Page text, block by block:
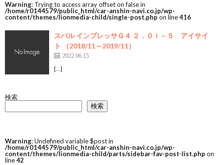
Warning: Trying to access array offset on false in
/home/r0144579/public_html/car-anshin-navi.co.jp/wp-
content/themes/lionmedia-child/single-post.php on line416
スバル インプレッサＧ４ ２．０ｉ－Ｓ アイサイ
ト （2018/11～2019/11）
2022.06.15
[…]
検索
検索
Warning: Undefined variable $post in
/home/r0144579/public_html/car-anshin-navi.co.jp/wp-
content/themes/lionmedia-child/parts/sidebar-fav-post-list.php on
line42